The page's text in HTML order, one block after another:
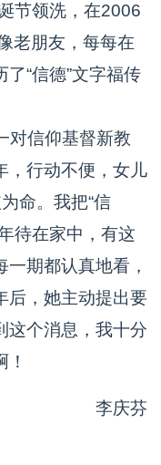
节领洗，在2006
老朋友，每每在
“信德”文字福传
对信仰基督新教
，行动不便，女儿
命。我把“信
待在家中，有这
期都认真地看，
后，她主动提出要
这个消息，我十分
李庆芬